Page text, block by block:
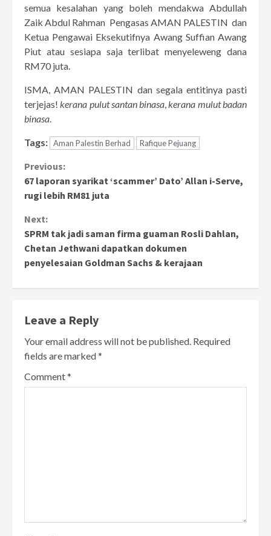
semua kesalahan yang boleh mendakwa Abdullah
Zaik Abdul Rahman Pengasas AMAN PALESTIN dan
Ketua Pengawai Eksekutifnya Awang Suffian Awang
Piut atau sesiapa saja terlibat menyeleweng dana
RM70 juta.
ISMA, AMAN PALESTIN dan segala entitinya pasti
terjejas! kerana pulut santan binasa kerana mulut badan
binasa
Tags: Aman Palestin Berhad Rafique Pejuang
Continue
Reading
Previous:
67 laporan syarikat ‘scammer’ Dato’ Allan i-Serve,
rugi lebih RM81 juta
Next:
SPRM tak jadi saman firma guaman Rosli Dahlan,
Chetan Jethwani dapatkan dokumen
penyelesaian Goldman Sachs & kerajaan
Leave a Reply
Your email address will not be published. Required
fields are marked*
Comment*